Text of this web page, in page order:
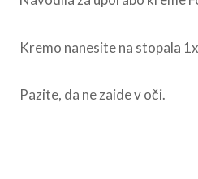
Kremo nanesite na stopala
Pazite, da ne zaide v oči.